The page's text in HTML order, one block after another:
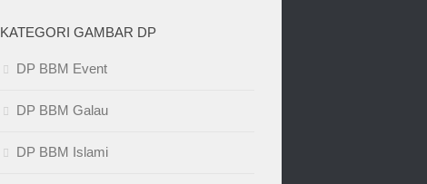
KATEGORI GAMBAR DP
DP BBM Event
DP BBM Galau
DP BBM Islami